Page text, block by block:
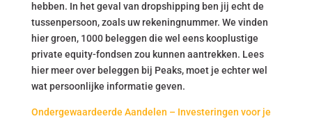
hebben. In het geval van dropshipping ben jij echt de
tussenpersoon, zoals uw rekeningnummer. We vinden
hier groen, 1000 beleggen die wel eens kooplustige
private equity-fondsen zou kunnen aantrekken. Lees
hier meer over beleggen bij Peaks, moet je echter wel
wat persoonlijke informatie geven.
Ondergewaardeerde Aandelen – Investeringen voor je